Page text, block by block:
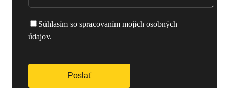
Súhlasím so spracovaním mojich osobných
údajov.